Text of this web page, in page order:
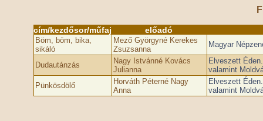
cím/kezdősor/műfaj előadó
Böm, böm, bika,
sikáló
Mező Györgyné Kerekes
Zsuzsanna
Magyar
Dudautánzás
Nagy Istvánné Kovács
Julianna
Elveszett
valamint
Pünkösdölő
Horváth Péterné Nagy
Anna
Elveszett
valamint